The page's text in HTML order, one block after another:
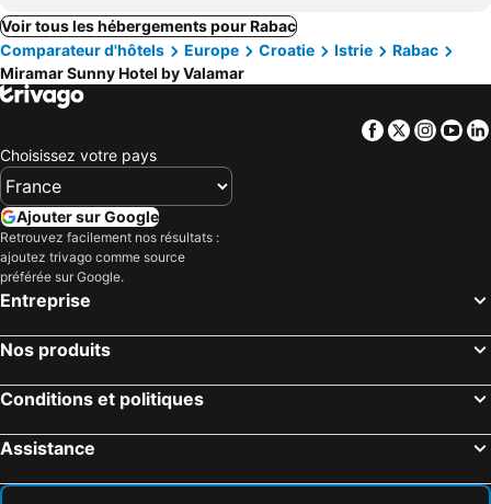
Voir tous les hébergements pour Rabac
Comparateur d'hôtels
Europe Croatie Istrie
Rabac
Miramar Sunny Hotel by Valamar
Facebook
Twitter
Choisissez votre pays
Ajouter sur Google
Retrouvez facilement nos résultats :
ajoutez trivago comme source
préférée sur Google.
Entreprise
Nos produits
Conditions et politiques
Assistance